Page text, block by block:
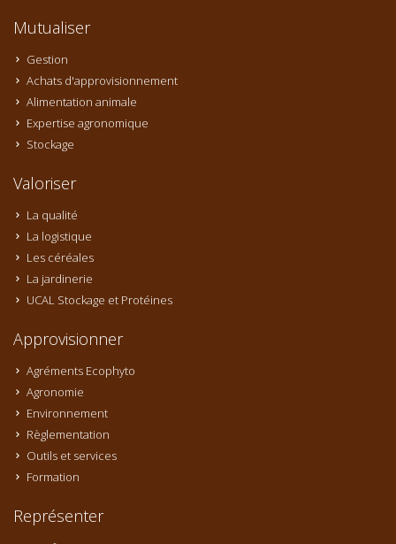
Mutualiser
Gestion
Achats d'approvisionnement
Alimentation animale
Expertise agronomique
Stockage
Valoriser
La qualité
La logistique
Les céréales
La jardinerie
UCAL Stockage et Protéines
Approvisionner
Agréments Ecophyto
Agronomie
Environnement
Règlementation
Outils et services
Formation
Représenter